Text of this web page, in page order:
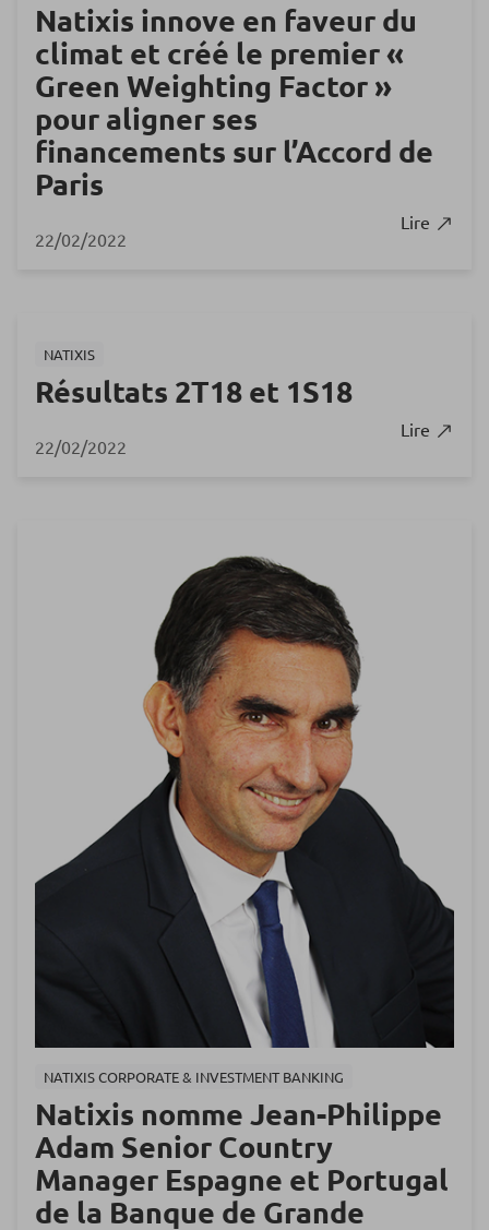
Natixis innove en faveur du
climat et créé le premier «
Green Weighting Factor »
pour aligner ses
financements sur l’Accord de
Paris
22/02/2022
Lire
NATIXIS
Résultats 2T18 et 1S18
22/02/2022
Lire
NATIXIS CORPORATE & INVESTMENT BANKING
Natixis nomme Jean-Philippe
Adam Senior Country
Manager Espagne et Portugal
de la Banque de Grande